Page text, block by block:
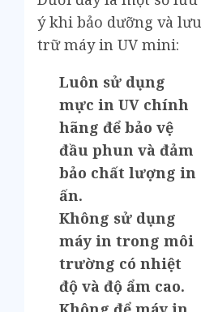
ý khi bảo dưỡng và lưu
trữ máy in UV mini:
Luôn sử dụng
mực in UV chính
hãng để bảo vệ
đầu phun và đảm
bảo chất lượng in
ấn.
Không sử dụng
máy in trong môi
trường có nhiệt
độ và độ ẩm cao.